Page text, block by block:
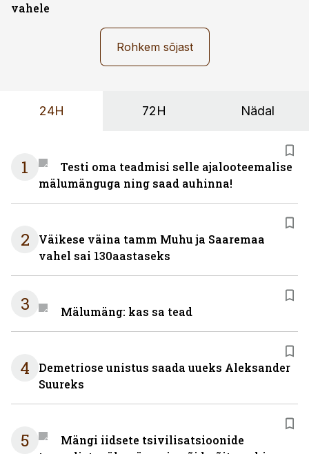
vahele
Rohkem sõjast
24H 72H Nädal
1
Testi oma teadmisi selle ajalooteemalise
mälumänguga ning saad auhinna!
2
Väikese väina tamm Muhu ja Saaremaa
vahel sai 130aastaseks
3 Mälumäng: kas sa tead
4
Demetriose unistus saada uueks Aleksander
Suureks
5
Mängi iidsete tsivilisatsioonide